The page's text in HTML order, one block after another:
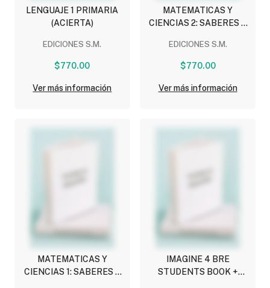
LENGUAJE 1 PRIMARIA
(ACIERTA)
EDICIONES S.M.
$770.00
Ver más información
MATEMATICAS Y
CIENCIAS 2: SABERES Y
CIENTIFICO PRIMARIA
(ACIERTA)
EDICIONES S.M.
$770.00
Ver más información
MATEMATICAS Y
CIENCIAS 1: SABERES Y
IMAGINE 4 BRE
STUDENTS BOOK +